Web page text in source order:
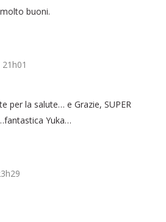
buoni.
21h01
per la salute… e Grazie, SUPER
Yuka…